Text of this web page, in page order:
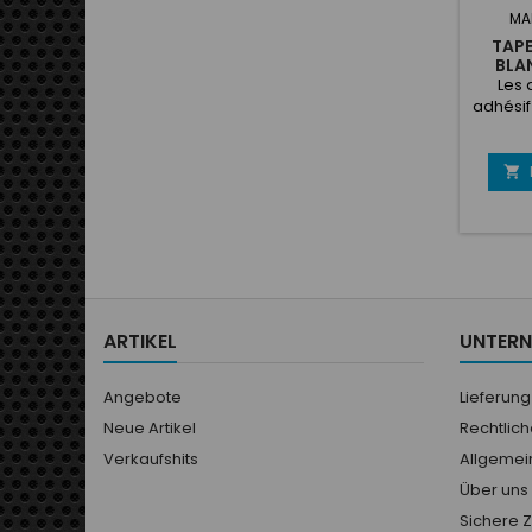
Les
B-G
mm,

ARTIKEL
Angebote
Neue Artikel
Verkaufshits
Lieferung
Über uns
Sichere